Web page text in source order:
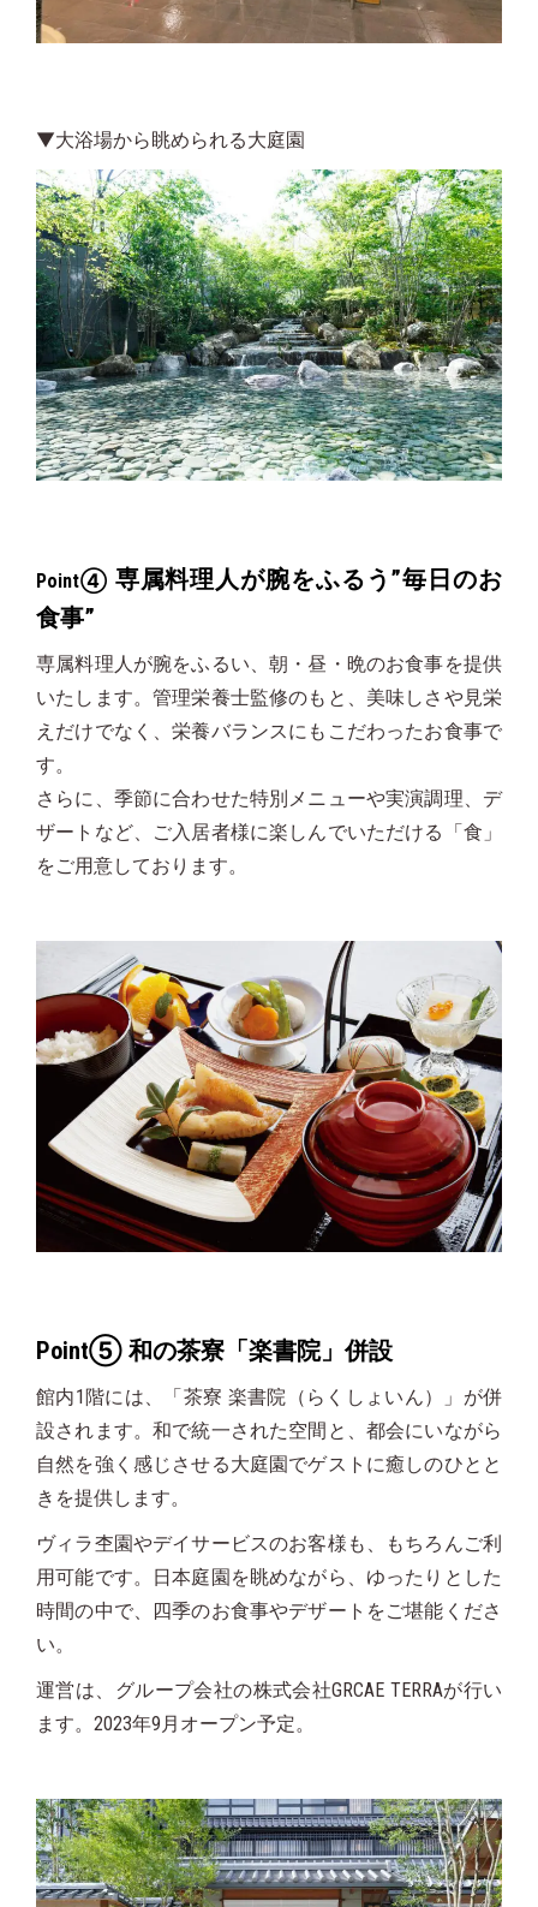
▼大浴場から眺められる大庭園
Point④ 専属料理人が腕をふるう”毎日のお
食事”
専属料理人が腕をふるい、朝・昼・晩のお食事を提供
いたします。管理栄養士監修のもと、美味しさや見栄
えだけでなく、栄養バランスにもこだわったお食事で
す。
さらに、季節に合わせた特別メニューや実演調理、デ
ザートなど、ご入居者様に楽しんでいただける「食」
をご用意しております。
Point⑤ 和の茶寮「楽書院」併設
館内1階には、「茶寮 楽書院（らくしょいん）」が併
設されます。和で統一された空間と、都会にいながら
自然を強く感じさせる大庭園でゲストに癒しのひとと
きを提供します。
ヴィラ杢園やデイサービスのお客様も、もちろんご利
用可能です。日本庭園を眺めながら、ゆったりとした
時間の中で、四季のお食事やデザートをご堪能くださ
い。
運営は、グループ会社の株式会社GRCAE TERRAが行い
ます。 2023年9月オープン予定。